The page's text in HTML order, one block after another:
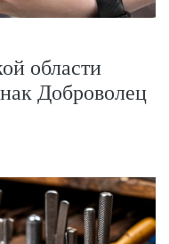
области
Доброволец